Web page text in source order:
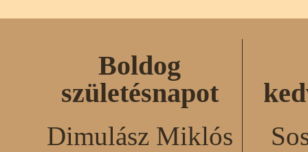
Boldog
születésnapot
Dimulász Miklós